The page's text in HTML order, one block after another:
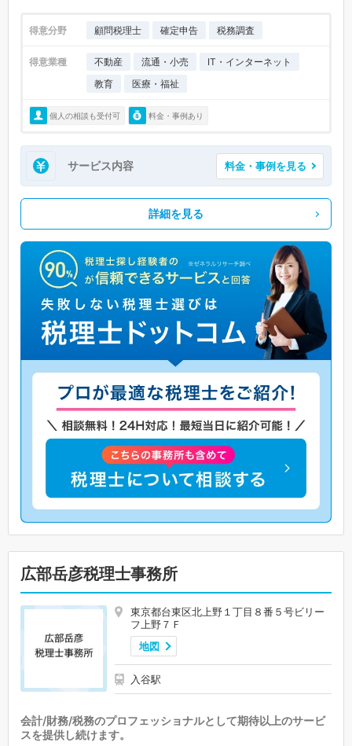
得意分野 顧問税理士 確定申告 税務調査
得意業種 不動産 流通・小売
IT・インターネット
教育
医療・福祉
個人の相談も受付可 料金・事例あり
サービス内容 料金・事例を見る
詳細を見る
広部岳彦税理士事務所
東京都台東区北上野１丁目８番５号ビリー
フ上野７Ｆ
地図
入谷駅
会計/財務/税務のプロフェッショナルとして期待以上のサービ
スを提供し続けます。